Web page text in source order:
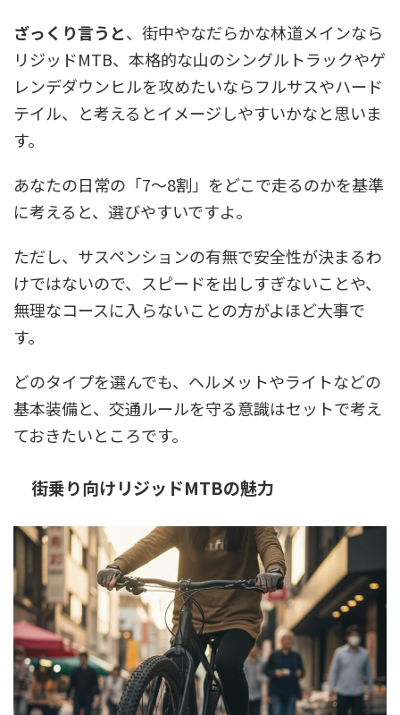
ざっくり言うと、街中やなだらかな林道メインなら
リジッドMTB、本格的な山のシングルトラックやゲ
レンデダウンヒルを攻めたいならフルサスやハード
テイル、と考えるとイメージしやすいかなと思いま
す。
あなたの日常の「7〜8割」をどこで走るのかを基準
に考えると、選びやすいですよ。
ただし、サスペンションの有無で安全性が決まるわ
けではないので、スピードを出しすぎないことや、
無理なコースに入らないことの方がよほど大事で
す。
どのタイプを選んでも、ヘルメットやライトなどの
基本装備と、交通ルールを守る意識はセットで考え
ておきたいところです。
街乗り向けリジッドMTBの魅力